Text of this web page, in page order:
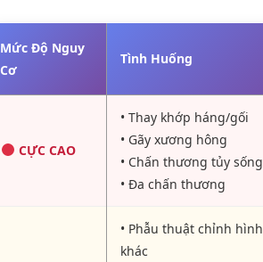
Mức Độ Nguy
Cơ
Tình Huống
CỰC CAO
• Thay khớp háng/gối
• Gãy xương hông
• Chấn thương tủy sống
• Đa chấn thương
• Phẫu thuật chỉnh hình
khác